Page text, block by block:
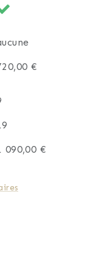
€
090,00 €